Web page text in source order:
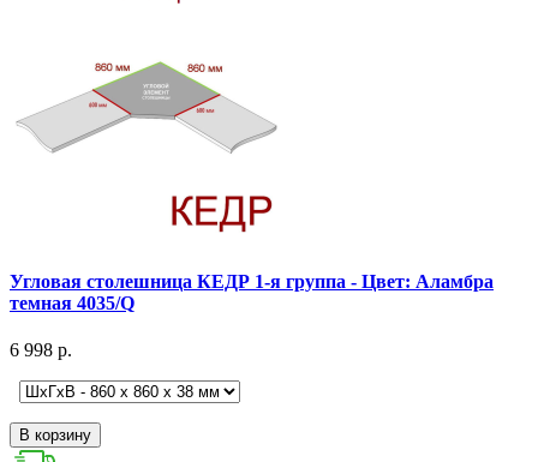
Угловая столешница КЕДР 1-я группа - Цвет: Аламбра
темная 4035/Q
6 998 р.
В корзину